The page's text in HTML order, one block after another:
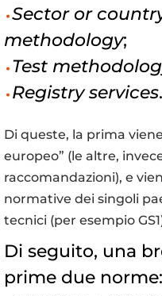
Sector or
methodology;
Test
Registry services.
Di queste, la prima
europeo” (le altre,
raccomandazioni), e
normative dei singoli
tecnici (per esempio
Di seguito, una
prime due norme: